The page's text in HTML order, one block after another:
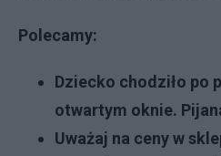
Polecamy:
Dziecko chodziło po
otwartym oknie.
Uważaj na ceny w